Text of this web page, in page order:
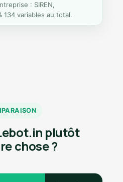
: SIREN,
variables au total.
plutôt
chose ?